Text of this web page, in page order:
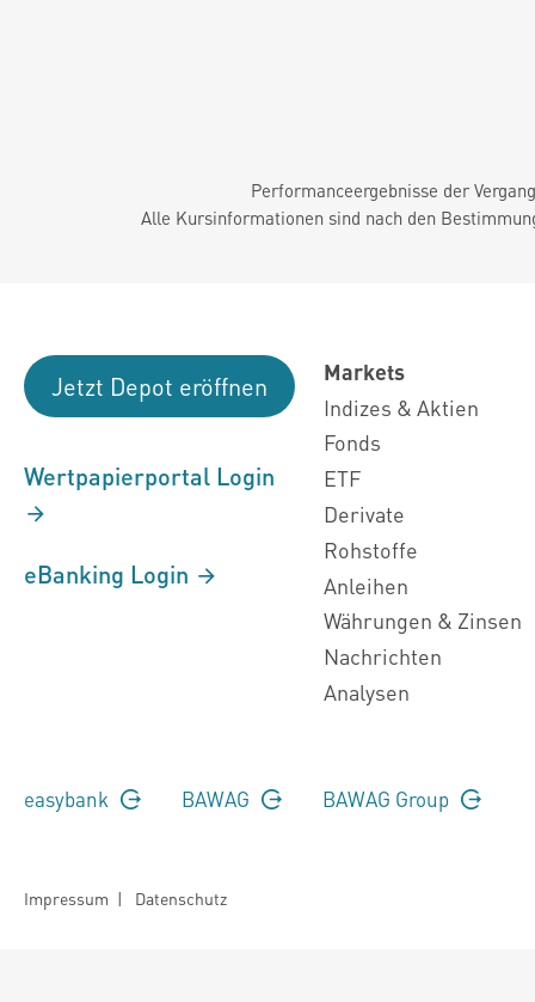
Performanceergebnisse der
Alle Kursinformationen sind nach den
Jetzt Depot eröffnen
Wertpapierportal Login
eBanking Login
Markets
Indizes & Aktien
Fonds
ETF
Derivate
Rohstoffe
Anleihen
Währungen & Zinsen
Nachrichten
Analysen
easybank BAWAG BAWAG Group
Impressum | Datenschutz